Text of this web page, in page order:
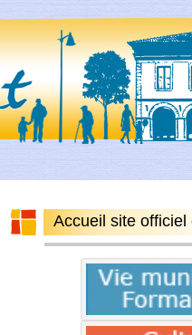
Accueil site